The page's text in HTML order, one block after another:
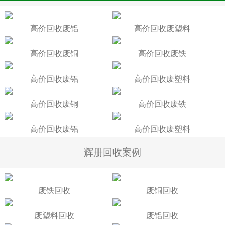
高价回收废铝 高价回收废塑料
高价回收废铜 高价回收废铁
高价回收废铝 高价回收废塑料
高价回收废铜 高价回收废铁
高价回收废铝 高价回收废塑料
辉册回收案例
废铁回收 废铜回收
废塑料回收 废铝回收